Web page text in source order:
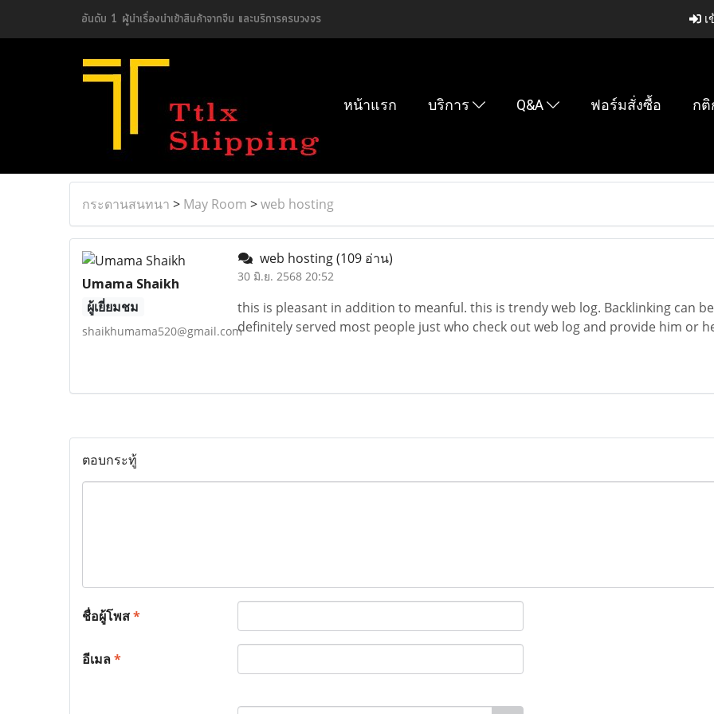
อันดับ 1 ผู้นำเรื่องนำเข้าสินค้าจากจีน และบริการครบวงจร เ
หน้าแรก บริการ Q&A ฟอร์มสั่งซื้อ กติ
กระดานสนทนา > May Room >web hosting
Umama Shaikh
ผู้เยี่ยมชม
shaikhumama520@gmail.com
web hosting(109 อ่าน)
30 มิ.ย. 2568 20:52
this is pleasant in addition to meanful. this is trendy web log. Backlinking can
definitely served most people just who check out web log and provide him or
ตอบกระทู้
ชื่อผู้โพส*
อีเมล*